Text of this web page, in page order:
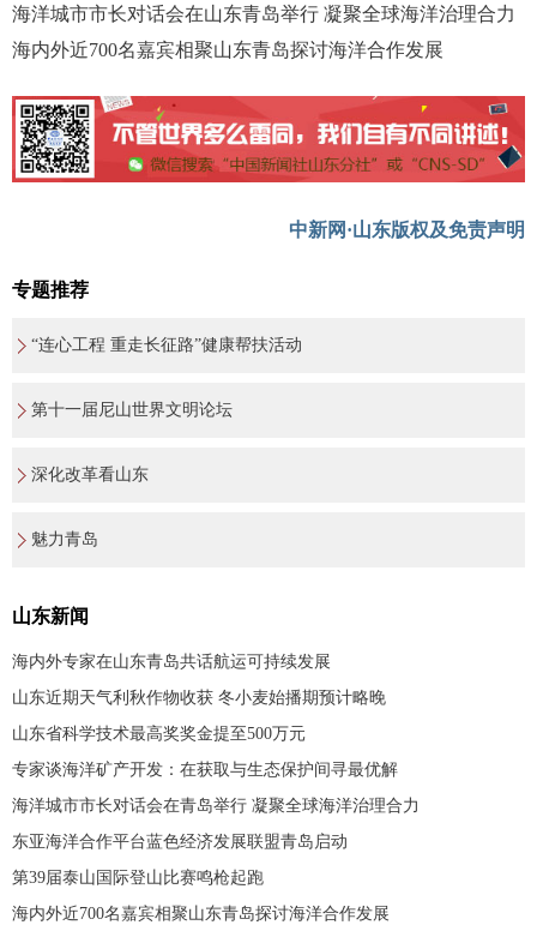
海洋城市市长对话会在山东青岛举行 凝聚全球海洋治理合力
海内外近700名嘉宾相聚山东青岛探讨海洋合作发展
中新网·山东版权及免责声明
专题推荐
“连心工程 重走长征路”健康帮扶活动
第十一届尼山世界文明论坛
深化改革看山东
魅力青岛
山东新闻
海内外专家在山东青岛共话航运可持续发展
山东近期天气利秋作物收获 冬小麦始播期预计略晚
山东省科学技术最高奖奖金提至500万元
专家谈海洋矿产开发：在获取与生态保护间寻最优解
海洋城市市长对话会在青岛举行 凝聚全球海洋治理合力
东亚海洋合作平台蓝色经济发展联盟青岛启动
第39届泰山国际登山比赛鸣枪起跑
海内外近700名嘉宾相聚山东青岛探讨海洋合作发展